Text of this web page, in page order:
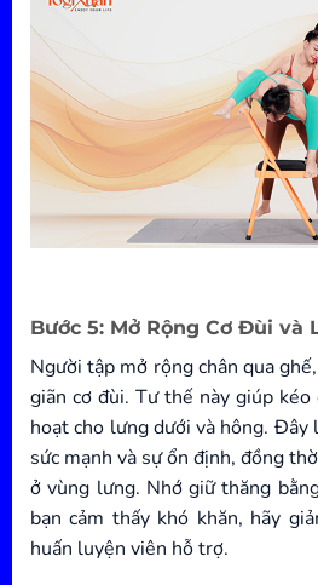
Bước 5: Mở Rộng Cơ Đùi và
Người tập mở rộng chân qua
giãn cơ đùi. Tư thế này giúp
hoạt cho lưng dưới và hông. Đây
sức mạnh và sự ổn định, đồng
ở vùng lưng. Nhớ giữ thăng
bạn cảm thấy khó khăn, hãy
huấn luyện viên hỗ trợ.